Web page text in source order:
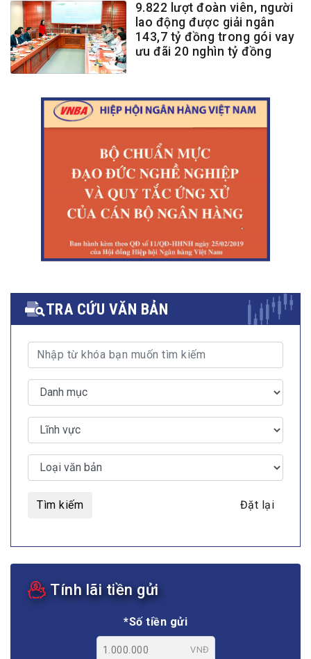
9.822 lượt đoàn viên, người
lao động được giải ngân
143,7 tỷ đồng trong gói vay
ưu đãi 20 nghìn tỷ đồng
TRA CỨU VĂN BẢN
Tìm kiếm Đặt lại
Tính lãi tiền gửi
*Số tiền gửi
VNĐ